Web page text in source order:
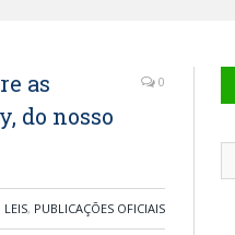
as
do nosso
0
LEIS, PUBLICAÇÕES OFICIAIS